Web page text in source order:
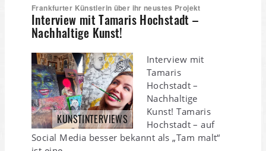
Frankfurter Künstlerin über ihr neustes Projekt
Interview mit Tamaris Hochstadt –
Nachhaltige Kunst!
KUNSTINTERVIEWS
Interview mit
Tamaris
Hochstadt –
Nachhaltige
Kunst! Tamaris
Hochstadt – auf
Social Media besser bekannt als „Tam malt“